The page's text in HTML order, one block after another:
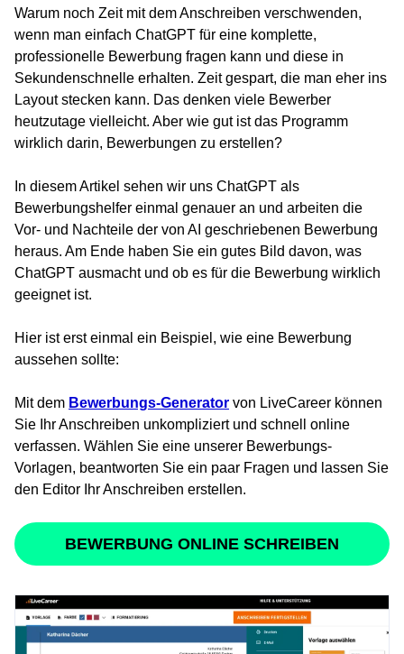
Warum noch Zeit mit dem Anschreiben verschwenden,
wenn man einfach ChatGPT für eine komplette,
professionelle Bewerbung fragen kann und diese in
Sekundenschnelle erhalten. Zeit gespart, die man eher ins
Layout stecken kann. Das denken viele Bewerber
heutzutage vielleicht. Aber wie gut ist das Programm
wirklich darin, Bewerbungen zu erstellen?
In diesem Artikel sehen wir uns ChatGPT als
Bewerbungshelfer einmal genauer an und arbeiten die
Vor- und Nachteile der von AI geschriebenen Bewerbung
heraus. Am Ende haben Sie ein gutes Bild davon, was
ChatGPT ausmacht und ob es für die Bewerbung wirklich
geeignet ist.
Hier ist erst einmal ein Beispiel, wie eine Bewerbung
aussehen sollte:
Mit dem Bewerbungs-Generator von LiveCareer können
Sie Ihr Anschreiben unkompliziert und schnell online
verfassen. Wählen Sie eine unserer Bewerbungs-
Vorlagen, beantworten Sie ein paar Fragen und lassen Sie
den Editor Ihr Anschreiben erstellen.
BEWERBUNG ONLINE SCHREIBEN